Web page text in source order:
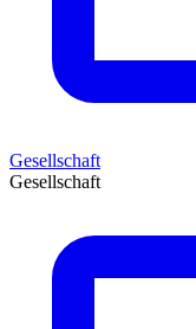
Gesellschaft
Gesellschaft